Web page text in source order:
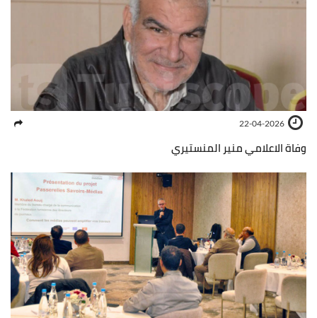
22-04-2026
وفاة الاعلامي منير المنستيري